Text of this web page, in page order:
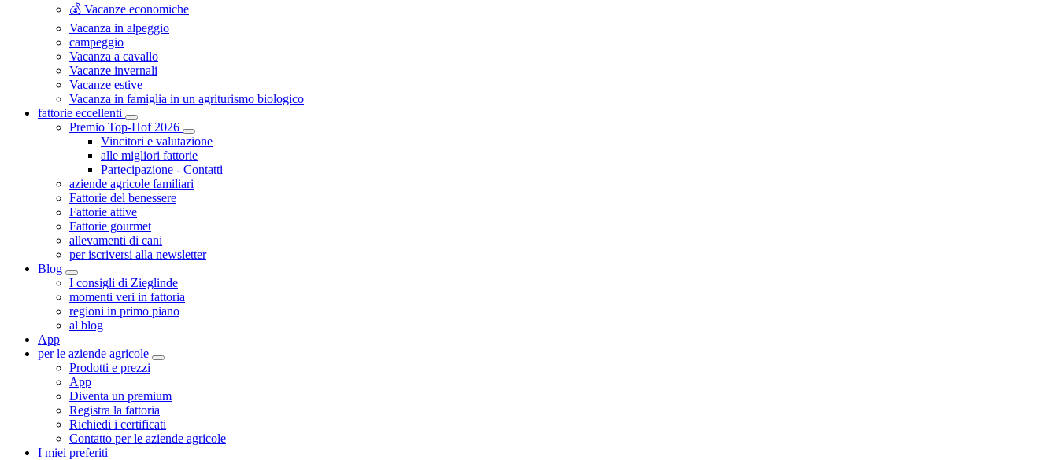
💰 Vacanze economiche
Vacanza in alpeggio
campeggio
Vacanza a cavallo
Vacanze invernali
Vacanze estive
Vacanza in famiglia in un agriturismo biologico
fattorie eccellenti
Premio Top-Hof 2026
Vincitori e valutazione
alle migliori fattorie
Partecipazione - Contatti
aziende agricole familiari
Fattorie del benessere
Fattorie attive
Fattorie gourmet
allevamenti di cani
per iscriversi alla newsletter
Blog
I consigli di Zieglinde
momenti veri in fattoria
regioni in primo piano
al blog
App
per le aziende agricole
Prodotti e prezzi
App
Diventa un premium
Registra la fattoria
Richiedi i certificati
Contatto per le aziende agricole
I miei preferiti